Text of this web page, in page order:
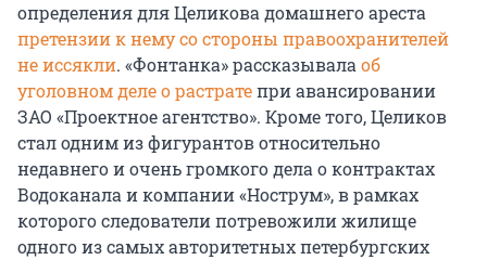
определения для Целикова домашнего ареста
претензии к нему со стороны правоохранителей
не иссякли. «Фонтанка» рассказывала об
уголовном деле о растратепри авансировании
ЗАО «Проектное агентство». Кроме того, Целиков
стал одним из фигурантов относительно
недавнего и очень громкого дела о контрактах
Водоканала и компании «Нострум», в рамках
которого следователи потревожили жилище
одного из самых авторитетных петербургских